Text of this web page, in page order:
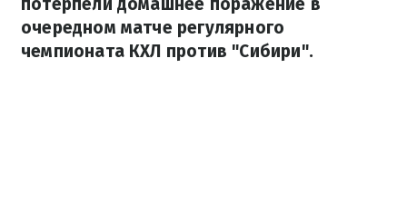
очередном матче регулярного
чемпионата КХЛ против "Сибири".